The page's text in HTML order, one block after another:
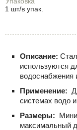
1 шт/в упак.
Описание:
используются
водоснабжения
Применение:
системах водо
Размеры:
максимальный